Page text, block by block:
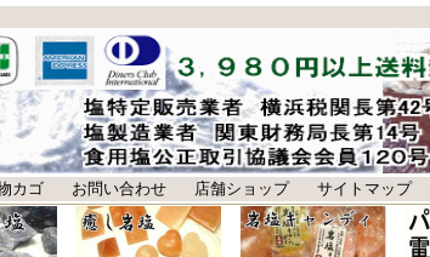
カゴ お問い合わせ 店舗ショップ サイトマップ